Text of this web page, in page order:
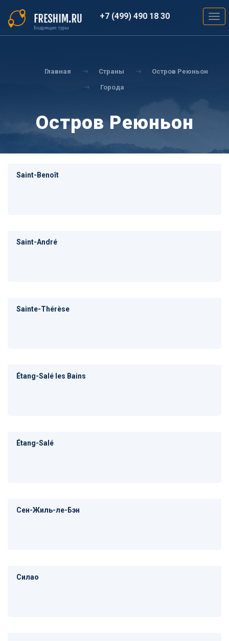
основному
содержанию
+7 (499) 490 18 30
Главная Страны Остров Реюньон
Города
Остров Реюньон
Saint-Benoît
Saint-André
Sainte-Thérèse
Étang-Salé les Bains
Étang-Salé
Сен-Жиль-ле-Бэн
Силао